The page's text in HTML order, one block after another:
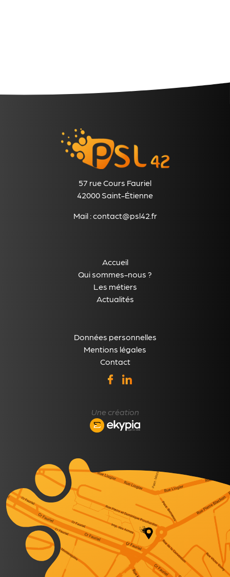
57 rue Cours Fauriel
42000 Saint-Étienne
Mail :contact@psl42.fr
Accueil
Qui sommes-nous ?
Les métiers
Actualités
Données personnelles
Mentions légales
Contact
Une création